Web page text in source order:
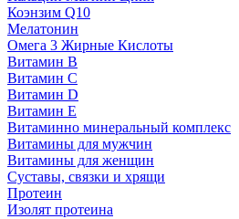
Коэнзим Q10
Мелатонин
Омега 3 Жирные Кислоты
Витамин B
Витамин C
Витамин D
Витамин E
Витаминно минеральный комплекс
Витамины для мужчин
Витамины для женщин
Суставы, связки и хрящи
Протеин
Изолят протеина